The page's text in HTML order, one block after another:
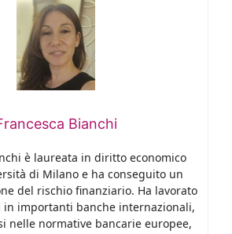
Bianchi
è laureata in diritto economico
di Milano e ha conseguito un
del rischio finanziario. Ha lavorato
in importanti banche internazionali,
nelle normative bancarie europee,